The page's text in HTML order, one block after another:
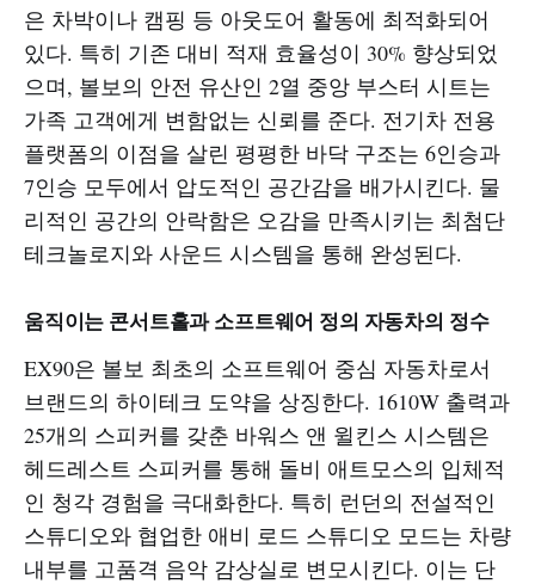
은 차박이나 캠핑 등 아웃도어 활동에 최적화되어
있다. 특히 기존 대비 적재 효율성이 30% 향상되었
으며, 볼보의 안전 유산인 2열 중앙 부스터 시트는
가족 고객에게 변함없는 신뢰를 준다. 전기차 전용
플랫폼의 이점을 살린 평평한 바닥 구조는 6인승과
7인승 모두에서 압도적인 공간감을 배가시킨다. 물
리적인 공간의 안락함은 오감을 만족시키는 최첨단
테크놀로지와 사운드 시스템을 통해 완성된다.
움직이는 콘서트홀과 소프트웨어 정의 자동차의 정수
EX90은 볼보 최초의 소프트웨어 중심 자동차로서
브랜드의 하이테크 도약을 상징한다. 1610W 출력과
25개의 스피커를 갖춘 바워스 앤 윌킨스 시스템은
헤드레스트 스피커를 통해 돌비 애트모스의 입체적
인 청각 경험을 극대화한다. 특히 런던의 전설적인
스튜디오와 협업한 애비 로드 스튜디오 모드는 차량
내부를 고품격 음악 감상실로 변모시킨다. 이는 단